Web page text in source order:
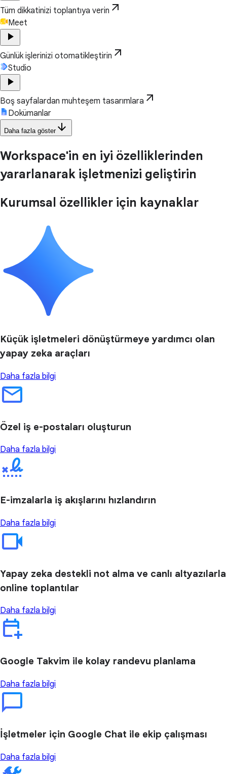
Tüm dikkatinizi toplantıya verin arrow_outward
Meet
play_arrow
Günlük işlerinizi otomatikleştirin arrow_outward
Studio
play_arrow
Boş sayfalardan muhteşem tasarımlara arrow_outward
Dokümanlar
Daha fazla gösterarrow_downward
Workspace'in en iyi özelliklerinden
yararlanarak işletmenizi geliştirin
Kurumsal özellikler için kaynaklar
Küçük işletmeleri dönüştürmeye yardımcı olan
yapay zeka araçları
Daha fazla bilgi
Özel iş e-postaları oluşturun
Daha fazla bilgi
E-imzalarla iş akışlarını hızlandırın
Daha fazla bilgi
Yapay zeka destekli not alma ve canlı altyazılarla
online toplantılar
Daha fazla bilgi
Google Takvim ile kolay randevu planlama
Daha fazla bilgi
İşletmeler için Google Chat ile ekip çalışması
Daha fazla bilgi